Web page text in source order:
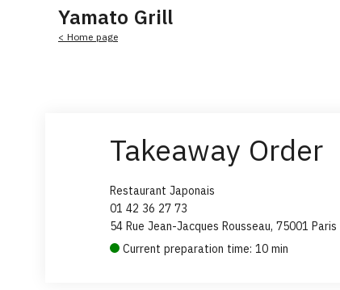
Yamato Grill
< Home page
Takeaway Order
Restaurant Japonais
01 42 36 27 73
54 Rue Jean-Jacques Rousseau, 75001 Paris
Current preparation time: 10 min